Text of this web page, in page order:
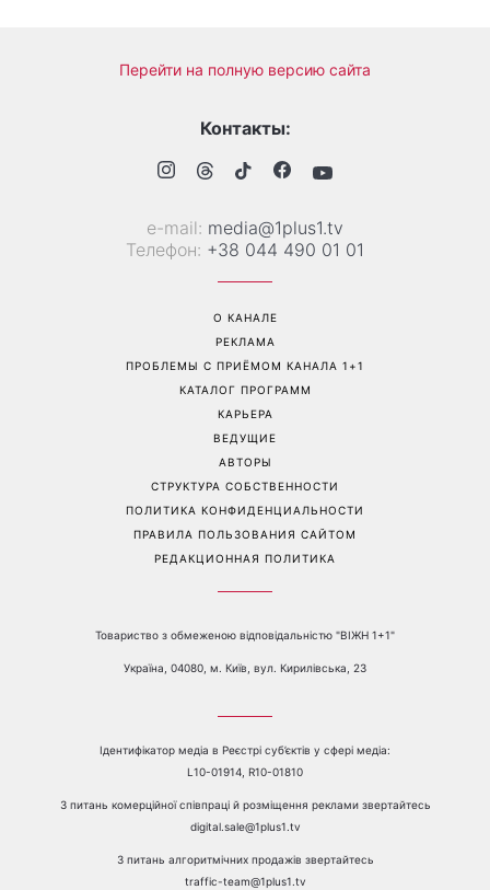
Перейти на полную версию сайта
Контакты:
е-mail: media@1plus1.tv
Телефон: +38 044 490 01 01
О КАНАЛЕ
РЕКЛАМА
ПРОБЛЕМЫ С ПРИЁМОМ КАНАЛА 1+1
КАТАЛОГ ПРОГРАММ
КАРЬЕРА
ВЕДУЩИЕ
АВТОРЫ
СТРУКТУРА СОБСТВЕННОСТИ
ПОЛИТИКА КОНФИДЕНЦИАЛЬНОСТИ
ПРАВИЛА ПОЛЬЗОВАНИЯ САЙТОМ
РЕДАКЦИОННАЯ ПОЛИТИКА
Товариство з обмеженою відповідальністю "ВІЖН 1+1"
Україна, 04080, м. Київ, вул. Кирилівська, 23
Ідентифікатор медіа в Реєстрі суб’єктів у сфері медіа:
L10-01914, R10-01810
З питань комерційної співпраці й розміщення реклами звертайтесь
digital.sale@1plus1.tv
З питань алгоритмічних продажів звертайтесь
traffic-team@1plus1.tv